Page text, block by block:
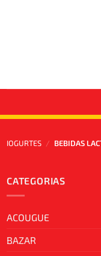
IOGURTES / BEBIDAS
CATEGORIAS
ACOUGUE
BAZAR